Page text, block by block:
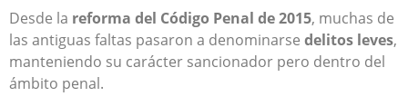
Desde la reforma del Código Penal de 2015, muchas de
las antiguas faltas pasaron a denominarse delitos leves,
manteniendo su carácter sancionador pero dentro del
ámbito penal.